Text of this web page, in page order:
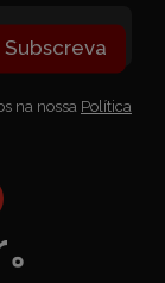
Subscreva
na nossa Política